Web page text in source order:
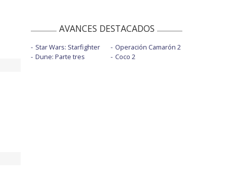
AVANCES DESTACADOS
Star Wars: Starfighter
Dune: Parte tres
Operación Camarón 2
Coco 2